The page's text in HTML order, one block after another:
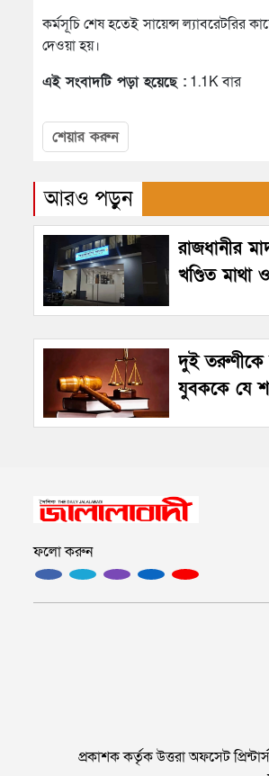
কর্মসূচি শেষ হতেই সায়েন্স ল্যাবরেটরির
দেওয়া হয়।
এই সংবাদটি পড়া হয়েছে : 1.1K বার
শেয়ার করুন
আরও পড়ুন
রাজধানীর
খণ্ডিত মাথা
দুই তরুণীকে
যুবককে যে
ফলো করুন
প্রকাশক কর্তৃক উত্তরা অফসেট